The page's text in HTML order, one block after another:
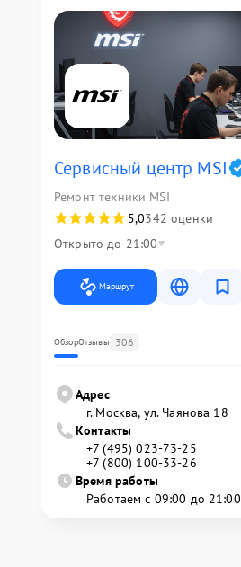
Сервисный центр MSI
Ремонт техники MSI
5,0342 оценки
Открыто до 21:00
Маршрут
ОбзорОтзывы 306
Адрес
г. Москва, ул. Чаянова 18
Контакты
+7 (495) 023-73-25
+7 (800) 100-33-26
Время работы
Работаем с 09:00 до 21:00